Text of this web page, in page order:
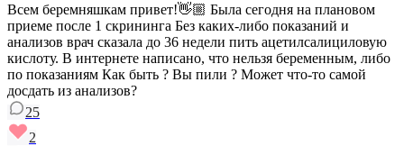
Всем беремняшкам привет!👋🏼 Была сегодня на плановом
приеме после 1 скрининга Без каких-либо показаний и
анализов врач сказала до 36 недели пить ацетилсалициловую
кислоту. В интернете написано, что нельзя беременным, либо
по показаниям Как быть ? Вы пили ? Может что-то самой
досдать из анализов?
25
2